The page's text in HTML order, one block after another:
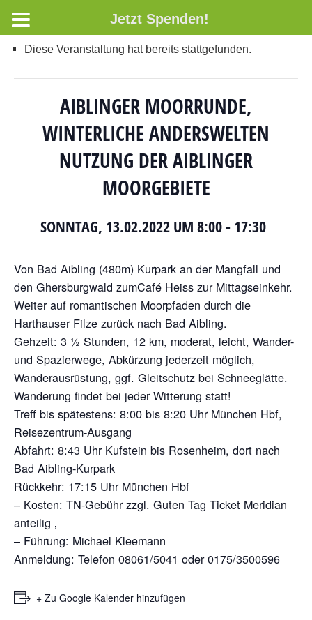
Diese Veranstaltung hat bereits stattgefunden.
AIBLINGER MOORRUNDE,
WINTERLICHE ANDERSWELTEN
NUTZUNG DER AIBLINGER
MOORGEBIETE
SONNTAG, 13.02.2022 UM 8:00- 17:30
Von Bad Aibling (480m) Kurpark an der Mangfall und
den Ghersburgwald zumCafé Heiss zur Mittagseinkehr.
Weiter auf romantischen Moorpfaden durch die
Harthauser Filze zurück nach Bad Aibling.
Gehzeit: 3 ½ Stunden, 12 km, moderat, leicht, Wander-
und Spazierwege, Abkürzung jederzeit möglich,
Wanderausrüstung, ggf. Gleitschutz bei Schneeglätte.
Wanderung findet bei jeder Witterung statt!
Treff bis spätestens: 8:00 bis 8:20 Uhr München Hbf,
Reisezentrum-Ausgang
Abfahrt: 8:43 Uhr Kufstein bis Rosenheim, dort nach
Bad Aibling-Kurpark
Rückkehr: 17:15 Uhr München Hbf
– Kosten: TN-Gebühr zzgl. Guten Tag Ticket Meridian
anteilig ‚
– Führung: Michael Kleemann
Anmeldung: Telefon 08061/5041 oder 0175/3500596
+ Zu Google Kalender hinzufügen
Jetzt Spenden!